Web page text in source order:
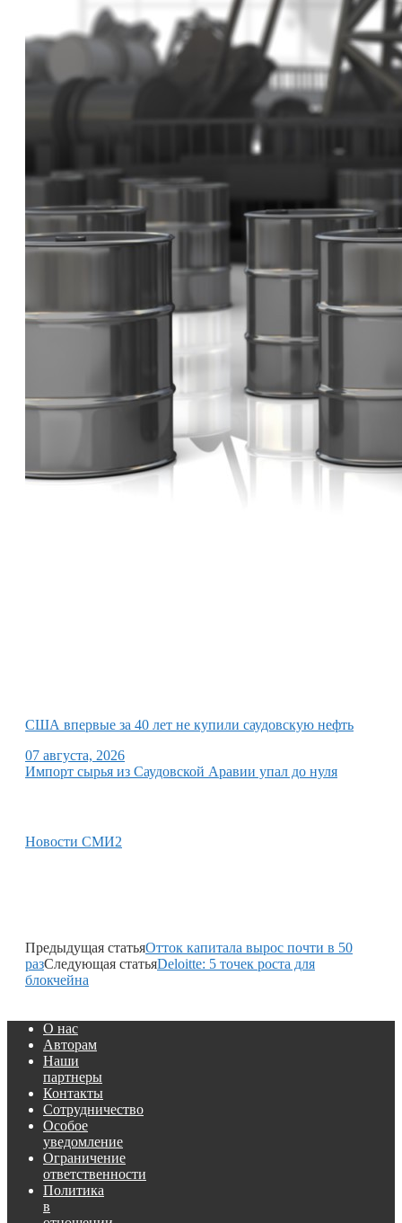
США впервые за 40 лет не купили саудовскую нефть
07 августа, 2026
Импорт сырья из Саудовской Аравии упал до нуля
Новости СМИ2
Предыдущая статьяОтток капитала вырос почти в 50
разСледующая статьяDeloitte: 5 точек роста для
блокчейна
О нас
Авторам
Наши
партнеры
Контакты
Сотрудничество
Особое
уведомление
Ограничение
ответственности
Политика
в